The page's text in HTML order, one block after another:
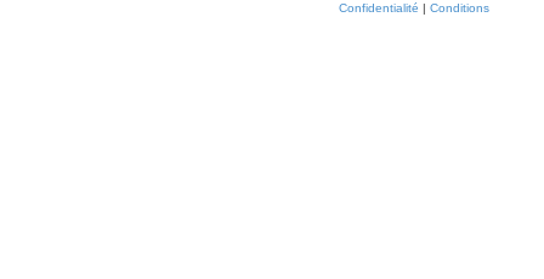
Confidentialité | Conditions